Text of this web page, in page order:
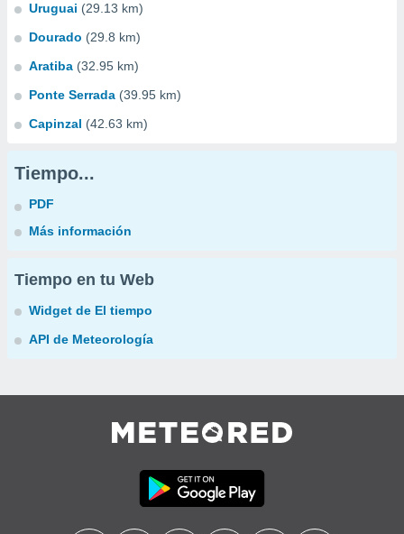
Uruguai (29.13 km)
Dourado (29.8 km)
Aratiba (32.95 km)
Ponte Serrada (39.95 km)
Capinzal (42.63 km)
Tiempo...
PDF
Más información
Tiempo en tu Web
Widget de El tiempo
API de Meteorología